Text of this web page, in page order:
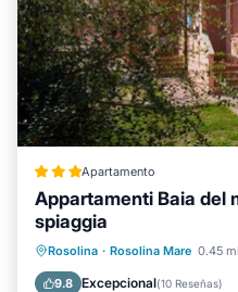
Apartamento
Appartamenti Baia del
spiaggia
Rosolina · Rosolina Mare 0.45
9.8 Excepcional(10 Reseñas)
Aparcamiento
Se admiten mascotas